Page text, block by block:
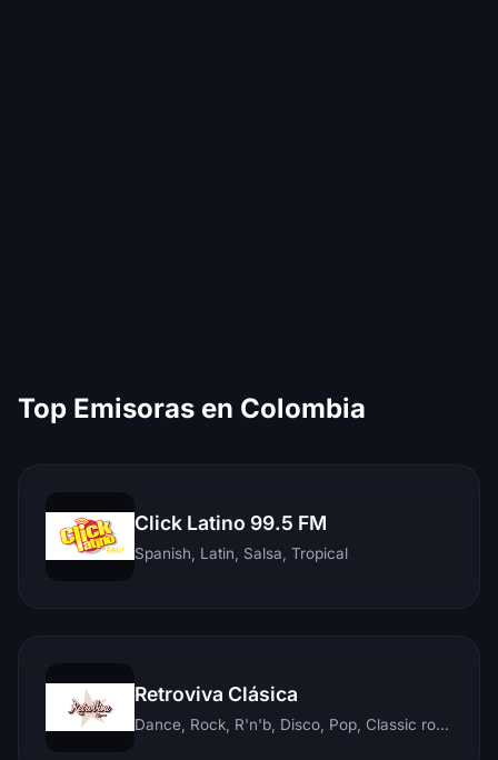
Top Emisoras en Colombia
Click Latino 99.5 FM
Spanish, Latin, Salsa, Tropical
Retroviva Clásica
Dance, Rock, R'n'b, Disco, Pop, Classic rock, Techno, Reggae